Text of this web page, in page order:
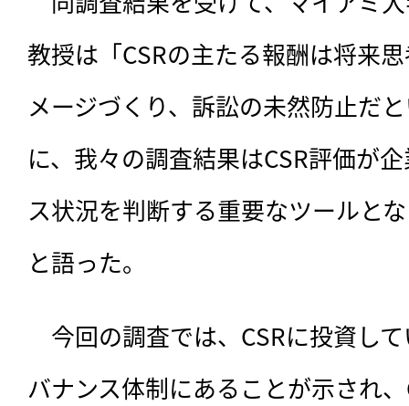
教授は「CSRの主たる報酬は将来
メージづくり、訴訟の未然防止だ
に、我々の調査結果はCSR評価が
ス状況を判断する重要なツールと
と語った。
今回の調査では、CSRに投資し
バナンス体制にあることが示され